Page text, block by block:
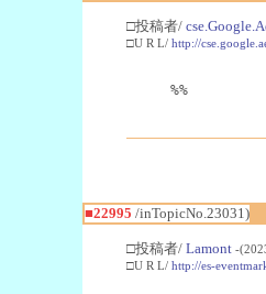
□投稿者/
□U R L/ http://
%%
■22995 /inTopicNo.23031)
□投稿者/ Lamont -
□U R L/ http://es-